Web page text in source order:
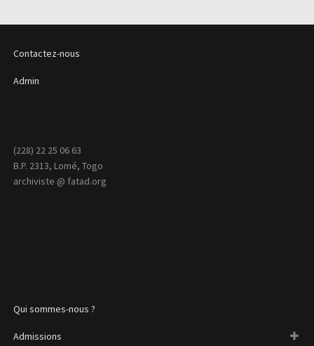
Contactez-nous
Admin
(228) 22 25 06 63
B.P. 2313, Lomé, Togo
archiviste @ fatad.org
Qui sommes-nous ?
Admissions